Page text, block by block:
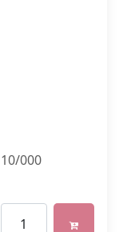
000